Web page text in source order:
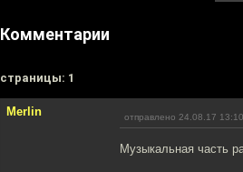
Комментарии
cтраницы: 1
Merlin отправлено 24.08.17 13:10
Музыкальная часть